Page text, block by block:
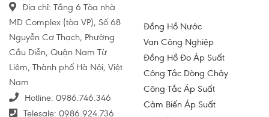
Địa chỉ: Tầng 6 Tòa nhà
MD Complex (tòa VP), Số 68
Nguyễn Cơ Thạch, Phường
Cầu Diễn, Quận Nam Từ
Liêm, Thành phố Hà Nội, Việt
Nam
Hotline: 0986.746.346
Telesale: 0986.924.736
Đồng Hồ Nước
Van Công Nghiệp
Đồng Hồ Đo Áp Suất
Công Tắc Dòng Chảy
Công Tắc Áp Suất
Cảm Biến Áp Suất